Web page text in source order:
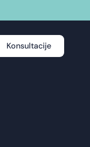
Konsultacije